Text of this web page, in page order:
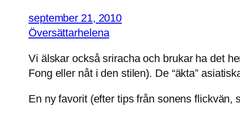
september 21, 2010
Översättarhelena
Vi älskar också sriracha och brukar ha det
Fong eller nåt i den stilen). De “äkta”
En ny favorit (efter tips från sonens